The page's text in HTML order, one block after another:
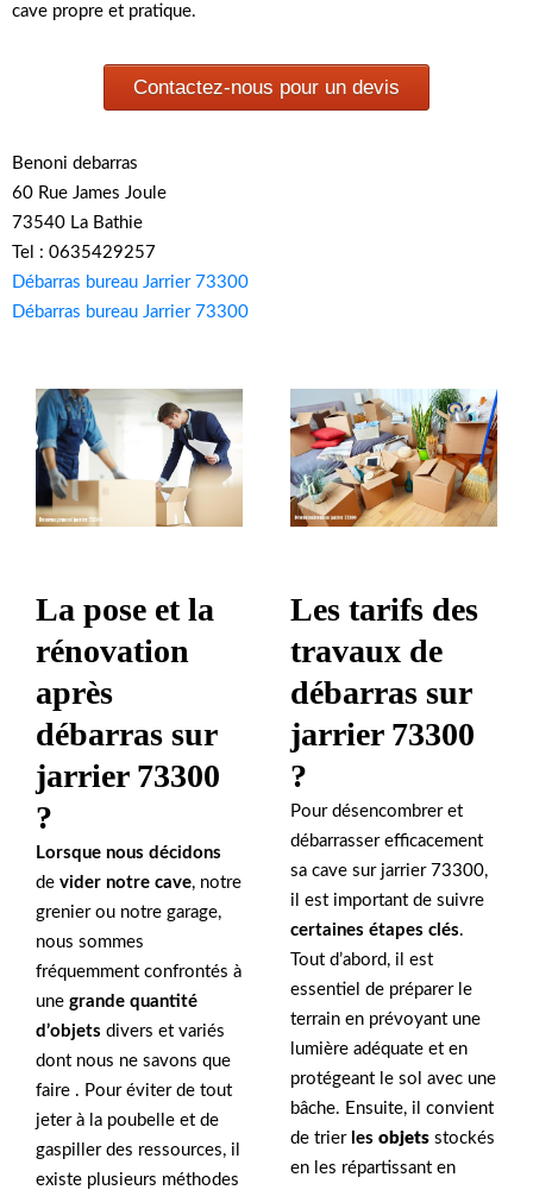
cave propre et pratique.
Contactez-nous pour un devis
Benoni debarras
60 Rue James Joule
73540 La Bathie
Tel : 0635429257
Débarras bureau Jarrier 73300
Débarras bureau Jarrier 73300
La pose et la
rénovation
après
débarras sur
jarrier 73300
?
Lorsque nous décidons
de vider notre cave, notre
grenier ou notre garage,
nous sommes
fréquemment confrontés à
une grande quantité
d’objets divers et variés
dont nous ne savons que
faire . Pour éviter de tout
jeter à la poubelle et de
gaspiller des ressources, il
existe plusieurs méthodes
Les tarifs des
travaux de
débarras sur
jarrier 73300
?
Pour désencombrer et
débarrasser efficacement
sa cave sur jarrier 73300,
il est important de suivre
certaines étapes clés.
Tout d’abord, il est
essentiel de préparer le
terrain en prévoyant une
lumière adéquate et en
protégeant le sol avec une
bâche. Ensuite, il convient
de trier les objets stockés
en les répartissant en